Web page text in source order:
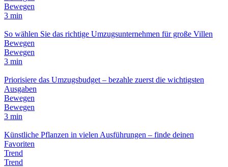
Bewegen
3 min
So wählen Sie das richtige Umzugsunternehmen für große Villen
Bewegen
Bewegen
3 min
Priorisiere das Umzugsbudget – bezahle zuerst die wichtigsten
Ausgaben
Bewegen
Bewegen
3 min
Künstliche Pflanzen in vielen Ausführungen – finde deinen
Favoriten
Trend
Trend